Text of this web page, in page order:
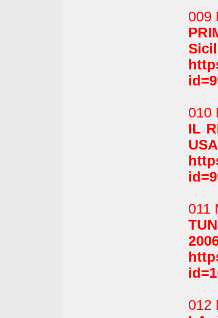
009
010
IL
011
012